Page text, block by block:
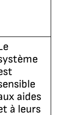
aides
à leurs